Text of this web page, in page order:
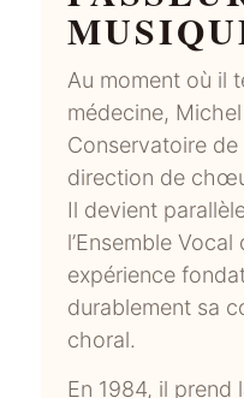
Au moment où il
médecine,
Conservatoire
direction de
Il devient
l’Ensemble
expérience
durablement sa
choral.
En 1984, il